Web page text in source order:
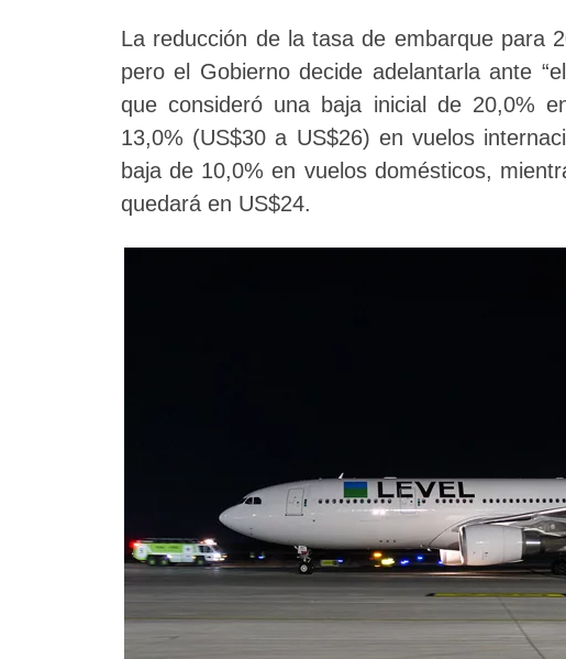
La reducción de la tasa de embarque para
pero el Gobierno decide adelantarla ante
que consideró una baja inicial de 20,0%
13,0% (US$30 a US$26) en vuelos
baja de 10,0% en vuelos domésticos,
quedará en US$24.